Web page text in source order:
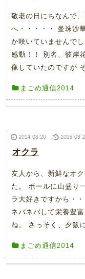
敬老の日にちなんで
へ・・・・・ 曼珠沙
か咲いていませんで
感動！！ 別名、彼岸
像していたのですが
まごめ通信2014
2014-08-20 2016-03-
オクラ
友人から、新鮮なオ
た。 ボールに山盛り
ラ大好きですから・
ネバネバして栄養豊
ね。 さっそく、夕飯
まごめ通信2014